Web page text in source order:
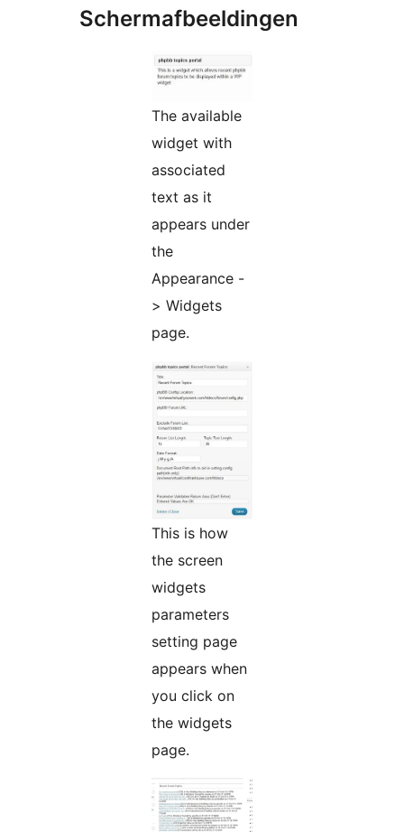
Schermafbeeldingen
The available
widget with
associated
text as it
appears under
the
Appearance -
> Widgets
page.
This is how
the screen
widgets
parameters
setting page
appears when
you click on
the widgets
page.